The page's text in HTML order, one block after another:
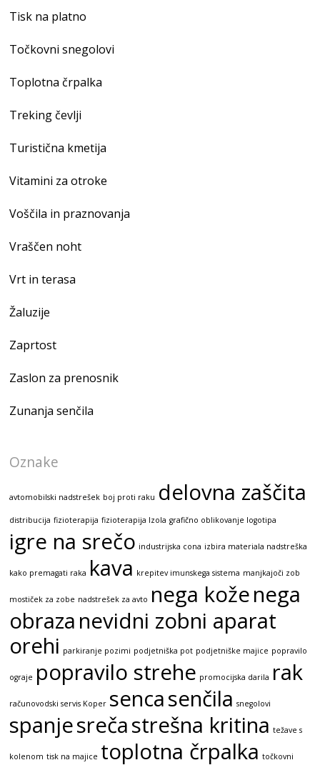
Tisk na platno
Točkovni snegolovi
Toplotna črpalka
Treking čevlji
Turistična kmetija
Vitamini za otroke
Voščila in praznovanja
Vraščen noht
Vrt in terasa
Žaluzije
Zaprtost
Zaslon za prenosnik
Zunanja senčila
Oznake
avtomobilski nadstrešek boj proti raku delovna zaščita
distribucija fizioterapija fizioterapija Izola grafično oblikovanje logotipa
igre na srečo industrijska cona izbira materiala nadstreška
kako premagati raka kava krepitev imunskega sistema manjkajoči zob
mostiček za zobe nadstrešek za avto nega koženega
obraza nevidni zobni aparat
orehi parkiranje pozimi podjetniška pot podjetniške majice popravilo
ograje popravilo strehe promocijska darila rak
računovodski servis Koper sencasenčila snegolovi
spanjesrečastrešna kritina težave s
kolenom tisk na majice toplotna črpalka točkovni